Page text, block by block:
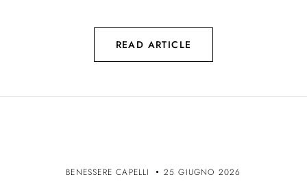
READ ARTICLE
BENESSERE CAPELLI 25 GIUGNO 2026